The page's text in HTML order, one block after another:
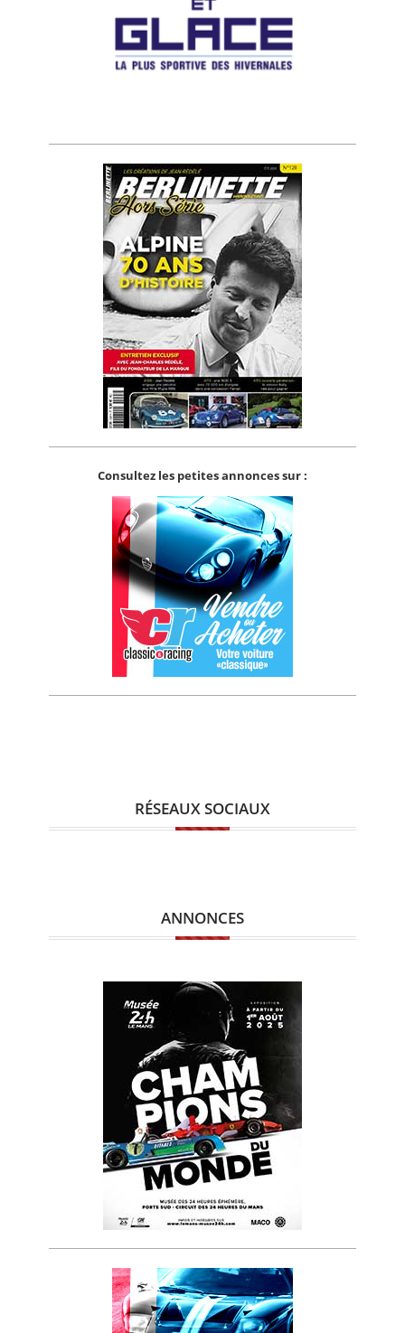
Consultez les petites annonces sur :
RÉSEAUX SOCIAUX
ANNONCES